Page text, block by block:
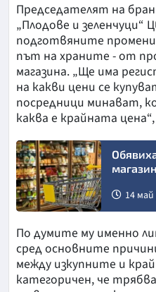
Председателят на
„Плодове и зеленчуци“
подготвяните
път на храните - от
магазина. „Ще има
на какви цени се
посредници минават,
каква е крайната
14 май
По думите му именно
сред основните
между изкупните и
категоричен, че